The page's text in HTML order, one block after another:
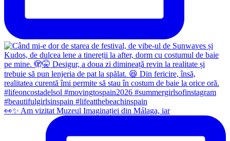
👀✨️ Am vizitat Muzeul Imaginației din Málaga, iar